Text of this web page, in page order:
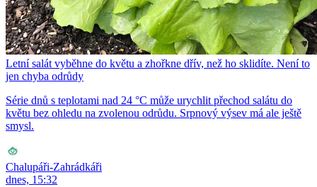
Letní salát vyběhne do květu a zhořkne dřív, než ho sklidíte. Není to
jen chyba odrůdy
Série dnů s teplotami nad 24 °C může urychlit přechod salátu do
květu bez ohledu na zvolenou odrůdu. Srpnový výsev má ale ještě
smysl.
Chalupáři-Zahrádkáři
dnes, 15:32